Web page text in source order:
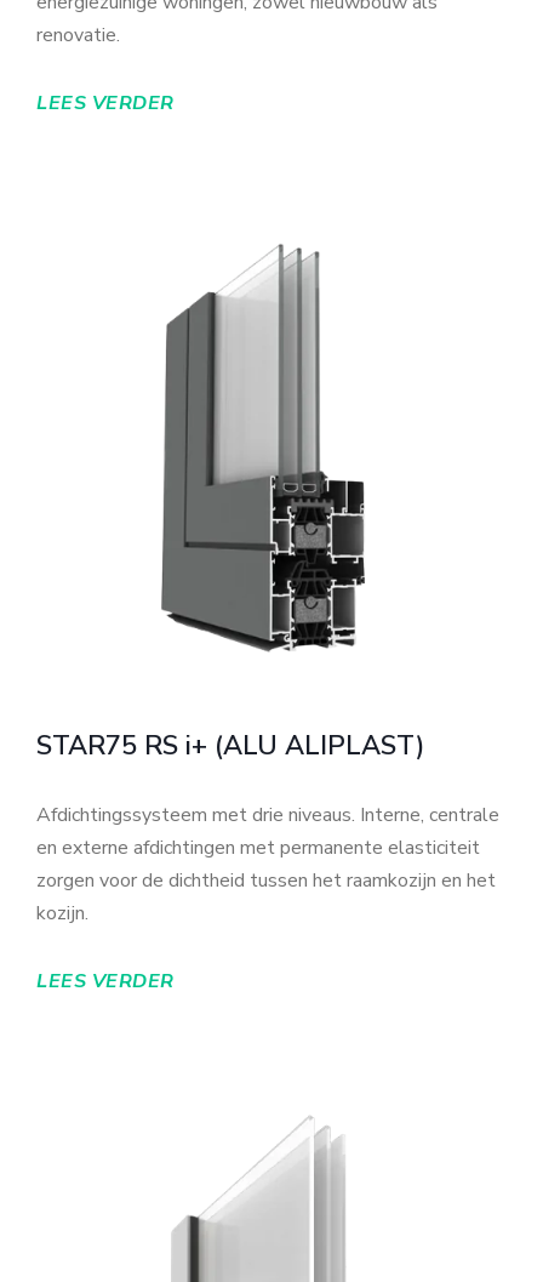
renovatie.
LEES VERDER
STAR75 RS i+ (ALU ALIPLAST)
Afdichtingssysteem met drie niveaus. Interne, centrale
en externe afdichtingen met permanente elasticiteit
zorgen voor de dichtheid tussen het raamkozijn en het
kozijn.
LEES VERDER